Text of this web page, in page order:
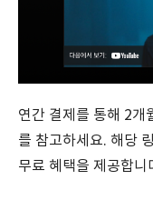
연간 결제를 통해 2개
를 참고하세요. 해당
무료 혜택을 제공합니